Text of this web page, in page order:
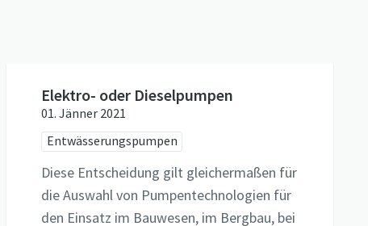
Elektro- oder Dieselpumpen
01. Jänner 2021
Entwässerungspumpen
Diese Entscheidung gilt gleichermaßen für
die Auswahl von Pumpentechnologien für
den Einsatz im Bauwesen, im Bergbau, bei